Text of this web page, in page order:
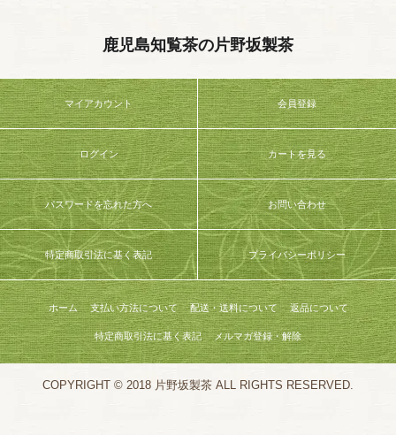
鹿児島知覧茶の片野坂製茶
マイアカウント 会員登録
ログイン カートを見る
パスワードを忘れた方へ お問い合わせ
特定商取引法に基く表記 プライバシーポリシー
ホーム 支払い方法について 配送・送料について 返品について
特定商取引法に基く表記 メルマガ登録・解除
COPYRIGHT © 2018 片野坂製茶 ALL RIGHTS RESERVED.